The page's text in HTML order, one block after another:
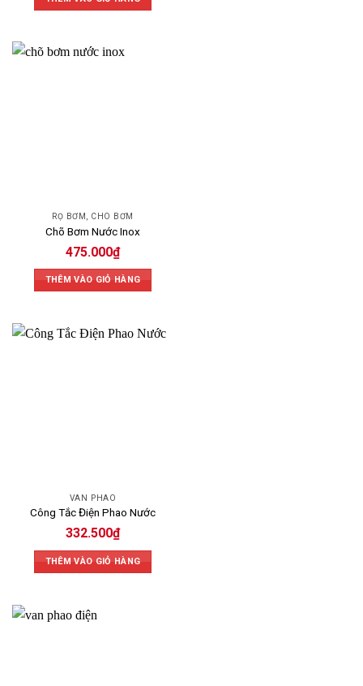
RỌ BƠM, CHÕ BƠM
Chõ Bơm Nước Inox
475.000₫
THÊM VÀO GIỎ HÀNG
VAN PHAO
Công Tắc Điện Phao Nước
332.500₫
THÊM VÀO GIỎ HÀNG